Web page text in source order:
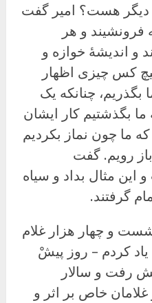
هست؟ امیر گفت
فرونشیند و هر
اندیشهٔ خوازه و
کس چیزی اظهار
بگذریم، چنانکه یک
ما بگذشتیم کار ایشان
ما چون نماز بکردیم
رویم. گفت
این مثال بداد و سیاه
گرفتند.
و چهار هزار غلام
کردم – روز پیشْ
رفت و سالار
خاص بر اثر و